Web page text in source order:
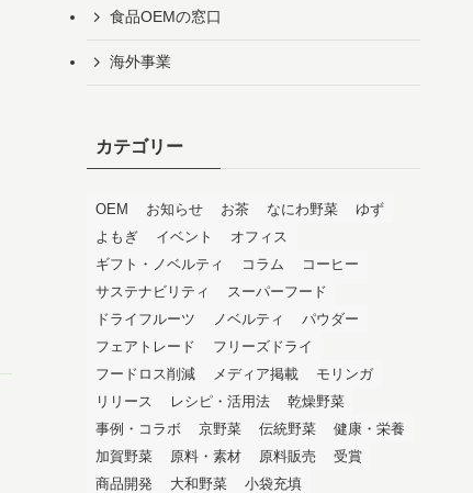
食品OEMの窓口
海外事業
カテゴリー
OEM お知らせ お茶 なにわ野菜
ゆず
よもぎ
イベント
オフィス
ギフト・ノベルティ
コラム
コーヒー
サステナビリティ
スーパーフード
ドライフルーツ
ノベルティ
パウダー
フェアトレード
フリーズドライ
フードロス削減
メディア掲載
モリンガ
リリース
レシピ・活用法
乾燥野菜
事例・コラボ
京野菜 伝統野菜
健康・栄養
加賀野菜
原料・素材 原料販売
受賞
商品開発
大和野菜
小袋充填